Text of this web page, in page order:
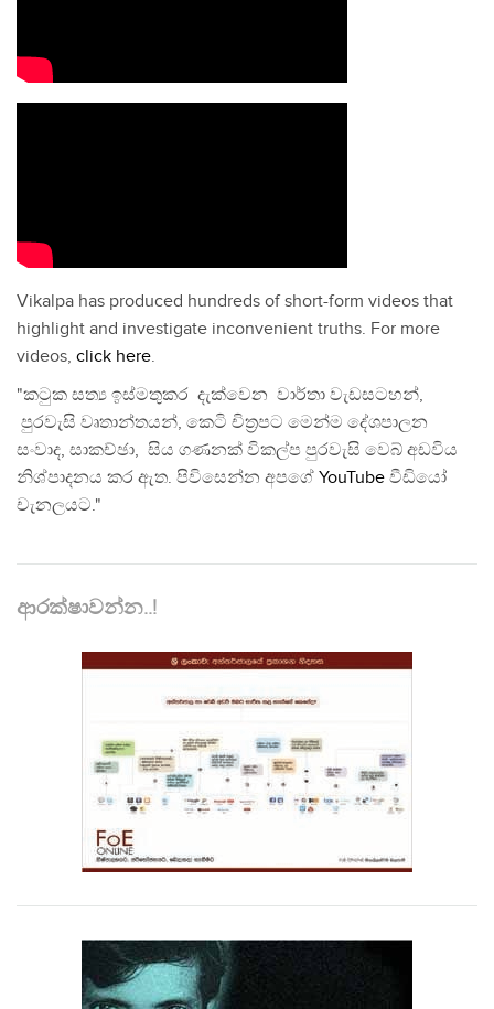
Vikalpa has produced hundreds of short-form videos that
highlight and investigate inconvenient truths. For more
videos, click here.
"කටුක සත්‍ය ඉස්මතුකර දැක්වෙන වාර්තා වැඩසටහන්,
පුරවැසි වෘතාන්තයන්, කෙටි චිත්‍රපට මෙන්ම දේශපාලන
සංවාද, සාකච්ඡා, සිය ගණනක් විකල්ප පුරවැසි වෙබ් අඩවිය
නිශ්පාදනය කර ඇත. පිවිසෙන්න අපගේ YouTube වීඩියෝ
චැනලයට."
ආරක්ෂාවන්න..!